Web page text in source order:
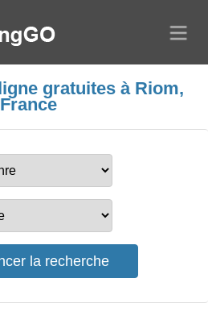
gratuites à Riom,
France